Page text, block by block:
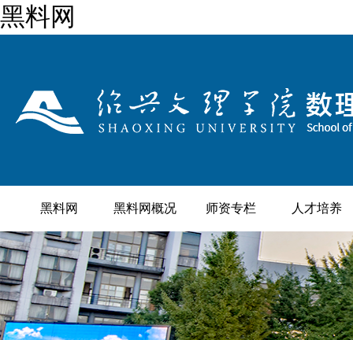
黑料网
黑料网 黑料网概况 师资专栏 人才培养